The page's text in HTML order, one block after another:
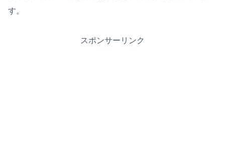
す。
スポンサーリンク